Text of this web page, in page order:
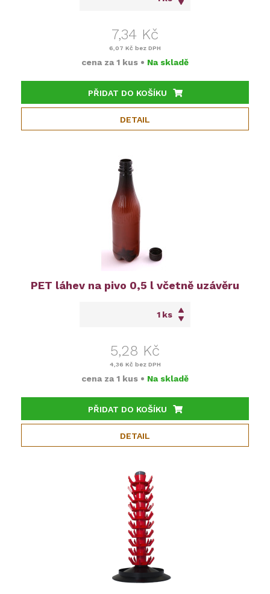
7,34 Kč
6,07 Kč bez DPH
cena za 1 kus • Na skladě
PŘIDAT DO KOŠÍKU
DETAIL
PET láhev na pivo 0,5 l včetně uzávěru
ks
5,28 Kč
4,36 Kč bez DPH
cena za 1 kus • Na skladě
PŘIDAT DO KOŠÍKU
DETAIL